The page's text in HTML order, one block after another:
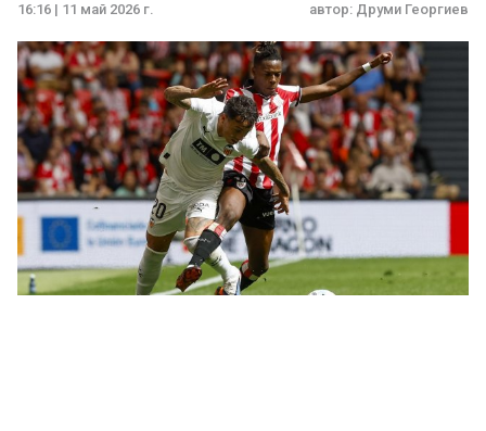
16:16 | 11 май 2026 г. автор: Друми Георгиев